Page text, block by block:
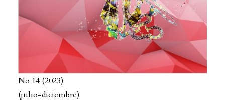
No 14 2023
(julio-diciembre)